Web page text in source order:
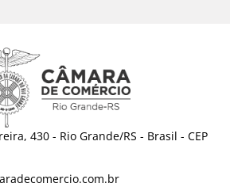
430 - Rio Grande/RS - Brasil - CEP